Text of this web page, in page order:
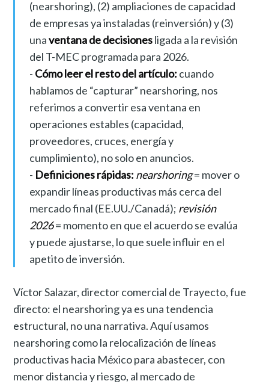
(nearshoring), (2) ampliaciones de capacidad
de empresas ya instaladas (reinversión) y (3)
unaventana de decisionesligada a la revisión
del T-MEC programada para 2026.
- Cómo leer el resto del artículo: cuando
hablamos de “capturar” nearshoring, nos
referimos a convertir esa ventana en
operaciones estables (capacidad,
proveedores, cruces, energía y
cumplimiento), no solo en anuncios.
- Definiciones rápidas: nearshoring= mover o
expandir líneas productivas más cerca del
mercado final (EE.UU./Canadá); revisión
2026= momento en que el acuerdo se evalúa
y puede ajustarse, lo que suele influir en el
apetito de inversión.
Víctor Salazar, director comercial de Trayecto, fue
directo: el nearshoring ya es una tendencia
estructural, no una narrativa. Aquí usamos
nearshoring como la relocalización de líneas
productivas hacia México para abastecer, con
menor distancia y riesgo, al mercado de